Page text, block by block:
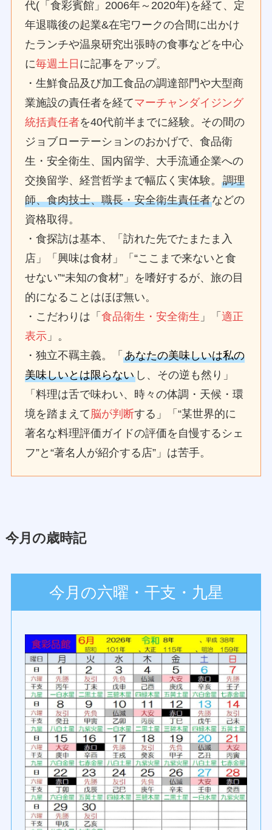
代(「食彩賓館」2006年～2020年)を経て、定
年退職後の起業&在宅ワークの合間に出かけ
たランチや温泉研究出張時の食事などを中心
に毎週土日 に記事をアップ。
・生鮮食品及び加工食品の調達部門や大型商
業施設の責任者を経てマーチャンダイジング
統括責任者を40代前半までに経験。その間の
ジョブローテーションのおかげで、食品衛
生・安全衛生、国内留学、大手流通企業への
交換留学、経営哲学まで幅広く実体験。調理
師、食肉技士、職長・安全衛生責任者などの
資格取得。
・食探訪は基本、「訪れた先でたまたま入
店」「興味は食材」「“ここまで来ないと食
せない”“未知の食材”」を嗜好するが、旅の目
的になることはほぼ無い。
・こだわりは「食品衛生・安全衛生 」「適正
表示 」。
・独立不羈主義。「あなたの美味しいは私の
美味しいとは限らない し、その逆も然り」
「料理は舌で味わい、時々の体調・天候・環
境を踏まえて脳が判断する」「“某世界的に
著名な料理評価ガイドの評価を自慢するシェ
フ”と“著名人が紹介する店”」は苦手。
今月の歳時記
今月の六曜・干支・九星